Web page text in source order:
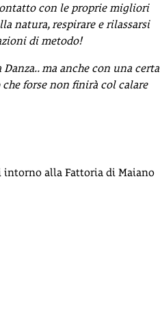
con le proprie migliori
natura, respirare e rilassarsi
di metodo!
ma anche con una certa
forse non finirà col calare
intorno alla Fattoria di Maiano